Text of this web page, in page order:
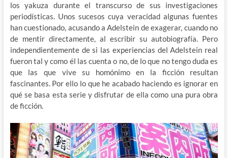
los yakuza durante el transcurso de sus investigaciones
periodísticas. Unos sucesos cuya veracidad algunas fuentes
han cuestionado, acusando a Adelstein de exagerar, cuando no
de mentir directamente, al escribir su autobiografía. Pero
independientemente de si las experiencias del Adelstein real
fueron tal y como él las cuenta o no, de lo que no tengo duda es
que las que vive su homónimo en la ficción resultan
fascinantes. Por ello lo que he acabado haciendo es ignorar en
qué se basa esta serie y disfrutar de ella como una pura obra
de ficción.